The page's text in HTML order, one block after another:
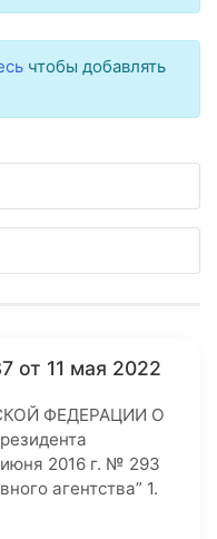
чтобы добавлять
от 11 мая 2022
ФЕДЕРАЦИИ О
2016 г. № 293
агентства” 1.